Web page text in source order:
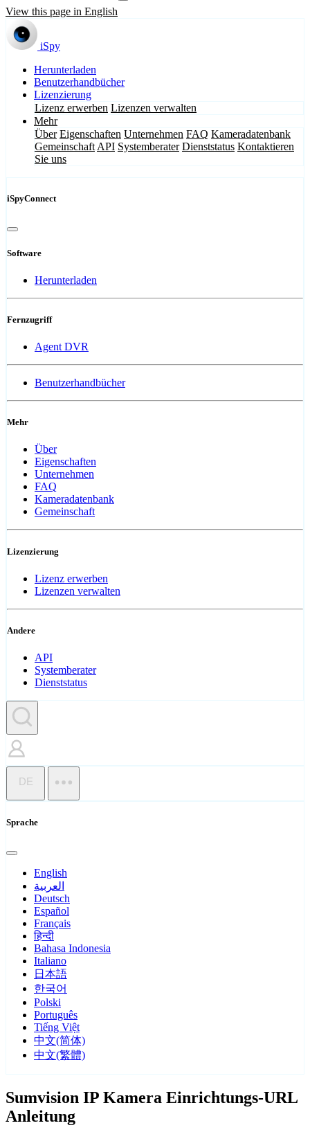
View this page in English
iSpy
Herunterladen
Benutzerhandbücher
Lizenzierung
Lizenz erwerben Lizenzen verwalten
Mehr
Über Eigenschaften Unternehmen FAQ Kameradatenbank
Gemeinschaft API Systemberater Dienststatus Kontaktieren
Sie uns
iSpyConnect
Software
Herunterladen
Fernzugriff
Agent DVR
Benutzerhandbücher
Mehr
Über
Eigenschaften
Unternehmen
FAQ
Kameradatenbank
Gemeinschaft
Lizenzierung
Lizenz erwerben
Lizenzen verwalten
Andere
API
Systemberater
Dienststatus
DE
Sprache
English
العربية
Deutsch
Español
Français
हिन्दी
Bahasa Indonesia
Italiano
日本語
한국어
Polski
Português
Tiếng Việt
中文(简体)
中文(繁體)
Sumvision IP Kamera Einrichtungs-URL
Anleitung